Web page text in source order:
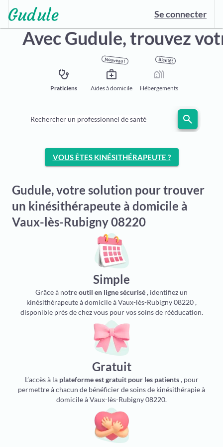
Se connecter
Avec Gudule,trouvez
stethoscope
Praticiens
Nouveau !
medical_services
Aides à domicile
Bientôt
holiday_village
Hébergements
Rechercher un professionnel de santé search
VOUS ÊTES KINÉSITHÉRAPEUTE ?
Gudule, votre solution pour trouver
un kinésithérapeute à domicile à
Vaux-lès-Rubigny 08220
Simple
Grâce à notreoutil en ligne sécurisé, identifiez un
kinésithérapeute à domicile à Vaux-lès-Rubigny 08220 ,
disponible près de chez vous pour vos soins de rééducation.
Gratuit
L’accès à la plateforme est gratuit pour les patients, pour
permettre à chacun de bénéficier de soins de kinésithérapie à
domicile à Vaux-lès-Rubigny 08220.